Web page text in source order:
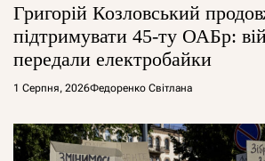
Григорій Козловський
підтримувати 45-ту ОАБр:
передали електробайки
1 Серпня, 2026Федоренко Світлана